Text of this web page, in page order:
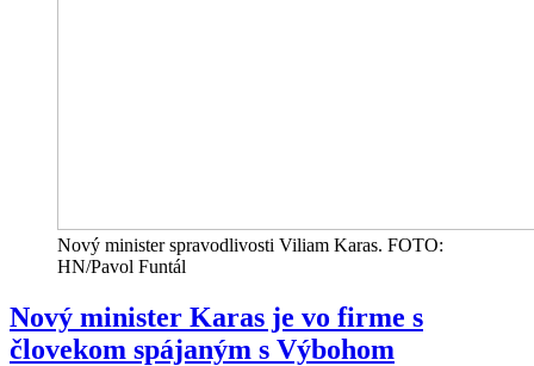
Nový minister spravodlivosti Viliam Karas. FOTO:
HN/Pavol Funtál
Nový minister Karas je vo firme s
človekom spájaným s Výbohom